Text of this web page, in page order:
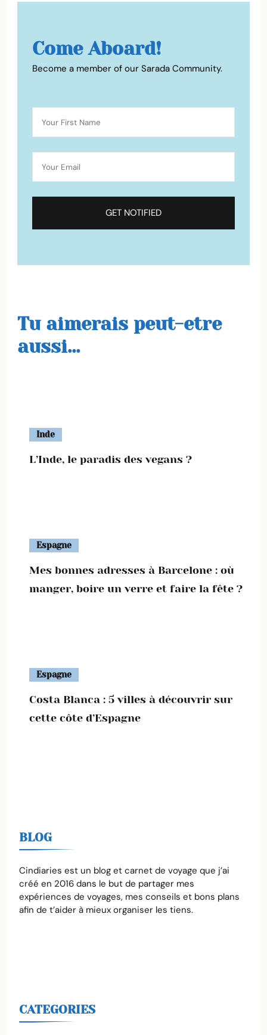
Come Aboard!
Become a member of our Sarada Community.
Tu aimerais peut-etre
aussi...
Inde
L’Inde, le paradis des vegans ?
Espagne
Mes bonnes adresses à Barcelone : où
manger, boire un verre et faire la fête ?
Espagne
Costa Blanca : 5 villes à découvrir sur
cette côte d’Espagne
BLOG
Cindiaries est un blog et carnet de voyage que j’ai
créé en 2016 dans le but de partager mes
expériences de voyages, mes conseils et bons plans
afin de t’aider à mieux organiser les tiens.
CATEGORIES